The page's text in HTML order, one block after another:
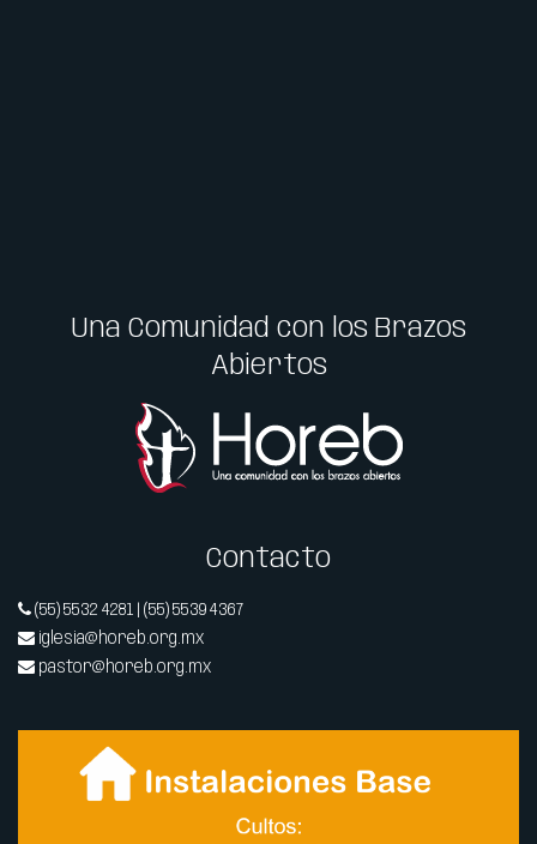
Una Comunidad con los Brazos
Abiertos
Contacto
(55) 5532 4281 | (55) 5539 4367
iglesia@horeb.org.mx
pastor@horeb.org.mx